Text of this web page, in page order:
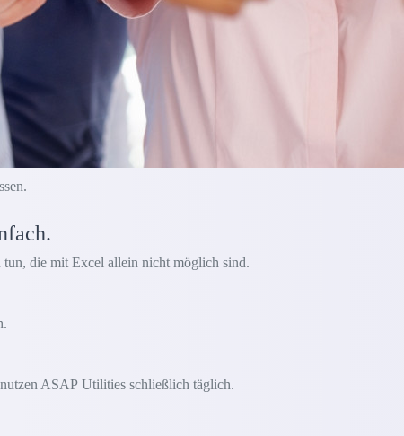
die mit Excel allein nicht möglich sind.
ASAP Utilities schließlich täglich.